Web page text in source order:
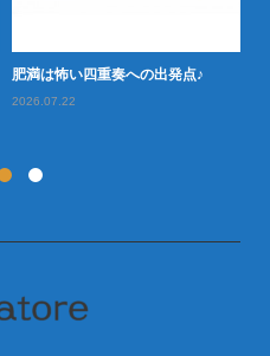
肥満は怖い四重奏への出発点♪
2026.07.22